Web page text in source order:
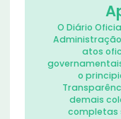
O Diário
atos
o
demais
completas